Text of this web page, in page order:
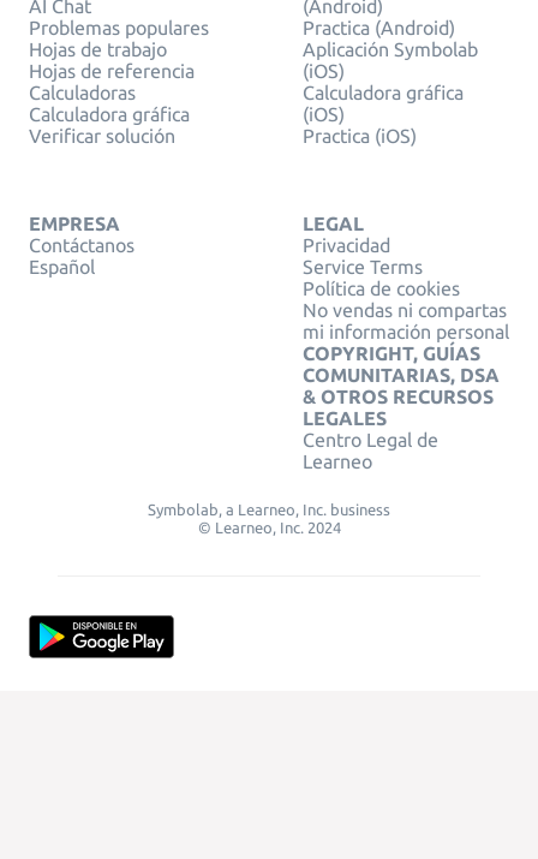
AI Chat
Problemas populares
Hojas de trabajo
Hojas de referencia
Calculadoras
Calculadora gráfica
Verificar solución
(Android)
Practica (Android)
Aplicación Symbolab
(iOS)
Calculadora gráfica
(iOS)
Practica (iOS)
EMPRESA
Contáctanos
Español
LEGAL
Privacidad
Service Terms
Política de cookies
No vendas ni compartas
mi información personal
COPYRIGHT, GUÍAS
COMUNITARIAS, DSA
& OTROS RECURSOS
LEGALES
Centro Legal de
Learneo
Symbolab, a Learneo, Inc. business
© Learneo, Inc. 2024